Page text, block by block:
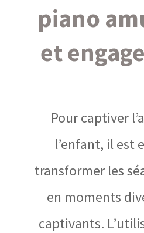
piano
et
Pour captiver
l’enfant, il est
transformer les
en moments
captivants.